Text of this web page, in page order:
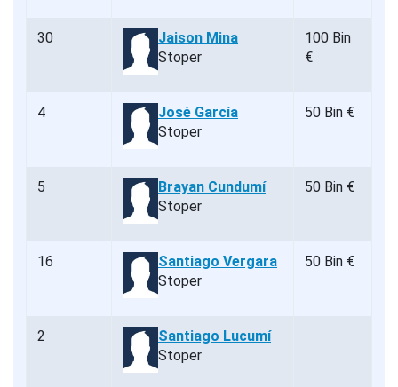
30
Jaison Mina
Stoper
100 Bin
€
4
José García
Stoper
50 Bin €
5
Brayan Cundumí
Stoper
50 Bin €
16
Santiago Vergara
Stoper
50 Bin €
2
Santiago Lucumí
Stoper